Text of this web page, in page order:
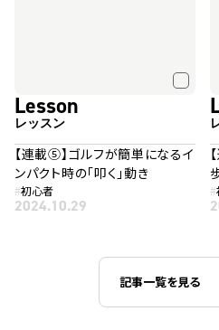
Lesson
レッスン
【連載⑤】ゴルフが簡単になるイ
ンパクト時の「叩く」動き
#初心者
2024.10.29
#
記事一覧を見る